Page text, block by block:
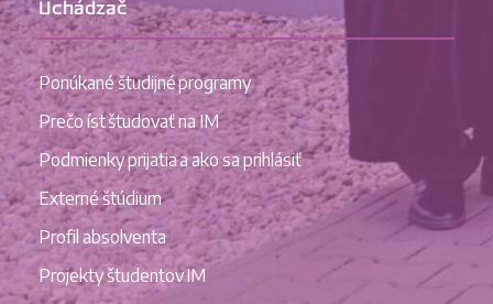
Uchádzač
Ponúkané študijné programy
Prečo íst študovať na IM
Podmienky prijatia a ako sa prihlásiť
Externé štúdium
Profil absolventa
Projekty študentov IM